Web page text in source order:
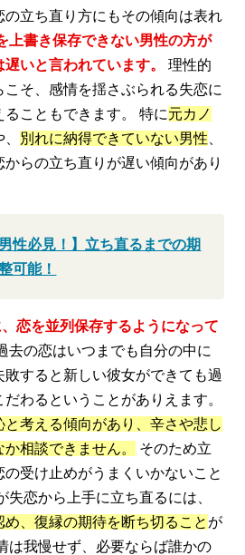
の立ち直り方にもその傾向は表れ
上書き保存できない男性の方が
いと言われています。
理性的
そ、感情を揺さぶられる失恋に
こともできます。 特に元カノ
別れに納得できていない男性
からの立ち直りが遅い傾向があり
性必見！】立ち直るまでの期
可能！
恋を並列保存するようになって
去の恋はいつまでも自分の中に
すると新しい彼女ができても過
わるということがありえます。
と考える傾向があり、辛さや悲し
相談できません。
そのため立
受け止めがうまくいかないこと
失恋から上手に立ち直るには、
、復縁の期待を断ち切ること が
は我慢せず、必要ならば誰かの